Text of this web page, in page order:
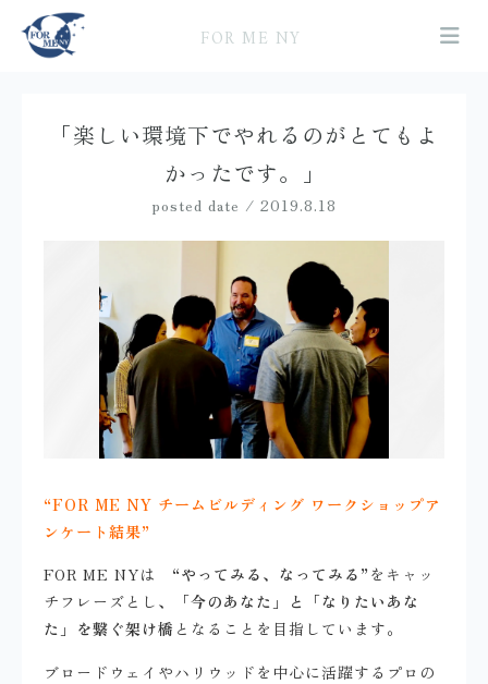
FOR ME NY
「楽しい環境下でやれるのがとてもよ
かったです。」
posted date / 2019.8.18
“FOR ME NY チームビルディング ワークショップア
ンケート結果”
FOR ME NYは “やってみる、なってみる”をキャッ
チフレーズとし、
「今のあなた」と「なりたいあな
た」を繋ぐ架け橋 となることを目指しています。
ブロードウェイやハリウッドを中心に活躍するプロの